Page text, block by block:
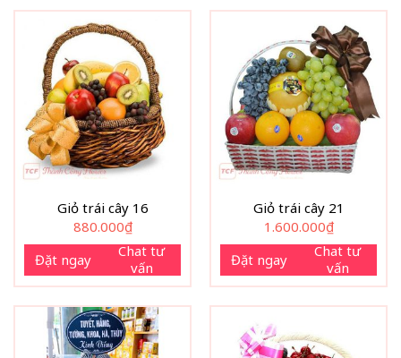
Giỏ trái cây 16
880.000₫
Đặt ngay
Chat tư
vấn
Giỏ trái cây 21
1.600.000₫
Đặt ngay
Chat tư
vấn